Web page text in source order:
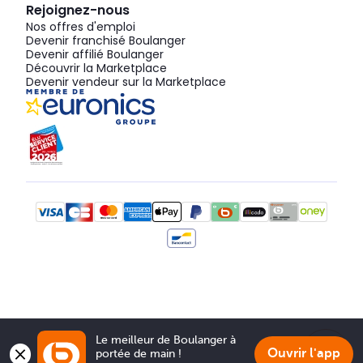
Rejoignez-nous
Nos offres d'emploi
Devenir franchisé Boulanger
Devenir affilié Boulanger
Découvrir la Marketplace
Devenir vendeur sur la Marketplace
Le meilleur de Boulanger à
portée de main !
Ouvrir l'app